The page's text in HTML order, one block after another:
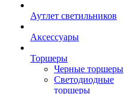
Аутлет светильников
Аксессуары
Торшеры
Черные торшеры
Светодиодные
торшеры